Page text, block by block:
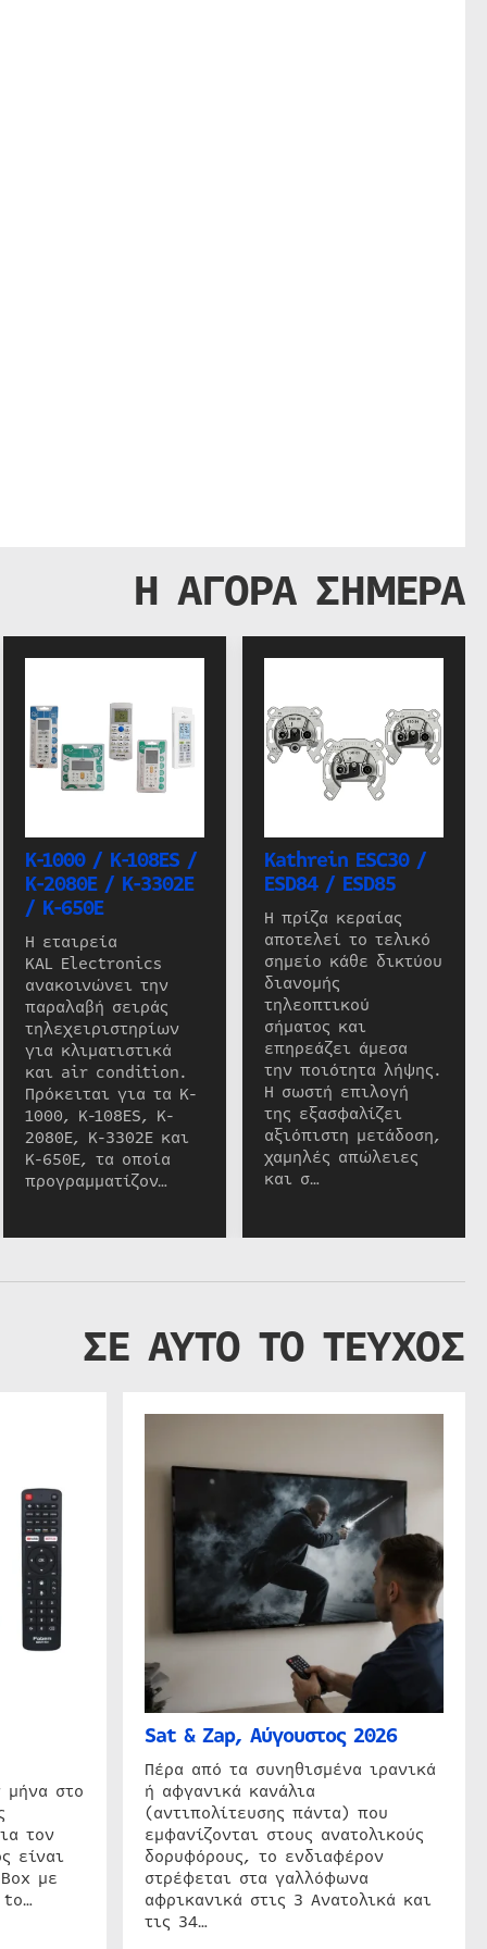
Η ΑΓΟΡΑ ΣΗΜΕΡΑ
K-1000 / K-108ES /
K-2080E / K-3302E
/ K-650E
Η εταιρεία
KAL Electronics
ανακοινώνει την
παραλαβή σειράς
τηλεχειριστηρίων
για κλιματιστικά
και air condition.
Πρόκειται για τα K-
1000, K-108ES, K-
2080E, K-3302E και
K-650E, τα οποία
προγραμματίζον…
Kathrein ESC30 /
ESD84 / ESD85
Η πρίζα κεραίας
αποτελεί το τελικό
σημείο κάθε δικτύου
διανομής
τηλεοπτικού
σήματος και
επηρεάζει άμεσα
την ποιότητα λήψης.
Η σωστή επιλογή
της εξασφαλίζει
αξιόπιστη μετάδοση,
χαμηλές απώλειες
και σ…
ΣΕ ΑΥΤΟ ΤΟ ΤΕΥΧΟΣ
μήνα στο
τον
είναι
με
to…
Sat & Zap, Αύγουστος 2026
Πέρα από τα συνηθισμένα ιρανικά
ή αφγανικά κανάλια
(αντιπολίτευσης πάντα) που
εμφανίζονται στους ανατολικούς
δορυφόρους, το ενδιαφέρον
στρέφεται στα γαλλόφωνα
αφρικανικά στις 3 Ανατολικά και
τις 34…